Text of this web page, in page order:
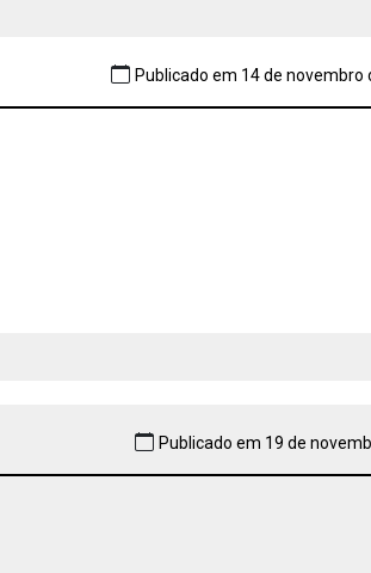
Publicado em 14 de novembro
Publicado em 19 de